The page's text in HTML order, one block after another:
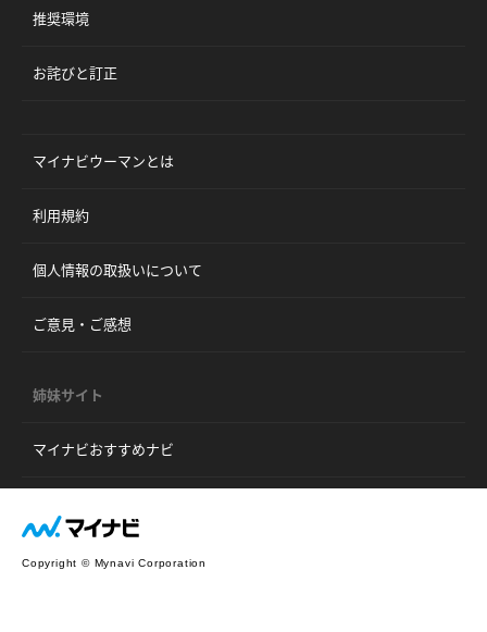
推奨環境
お詫びと訂正
マイナビウーマンとは
利用規約
個人情報の取扱いについて
ご意見・ご感想
姉妹サイト
マイナビおすすめナビ
Copyright © Mynavi Corporation